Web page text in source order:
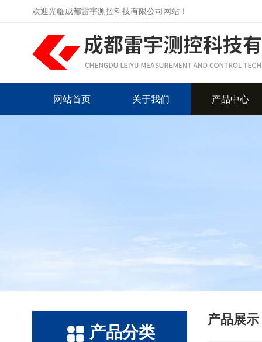
欢迎光临成都雷宇测控科技有限公司网站！
网站首页 关于我们 产品中心
产品分类
产品展示